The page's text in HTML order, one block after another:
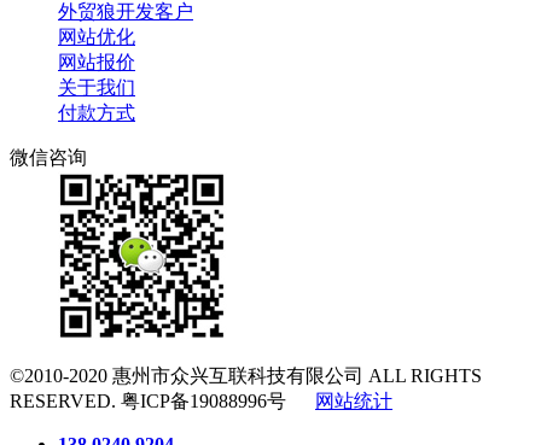
外贸狼开发客户
网站优化
网站报价
关于我们
付款方式
微信咨询
©2010-2020 惠州市众兴互联科技有限公司 ALL RIGHTS
RESERVED. 粤ICP备19088996号 网站统计